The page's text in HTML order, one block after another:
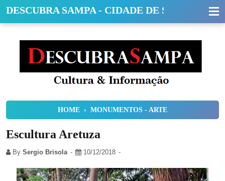
DESCUBRA SAMPA - CIDADE DE SÃO PAULO
HOME › MONUMENTOS - ARTE
Escultura Aretuza
By Sergio Brisola 10/12/2018